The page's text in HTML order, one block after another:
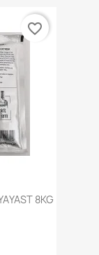
8KG
favorite_border